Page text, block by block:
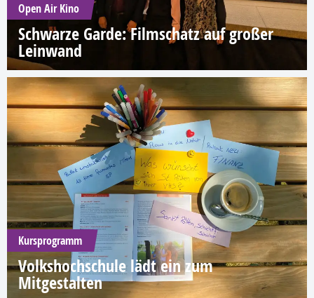
Open Air Kino
Schwarze Garde: Filmschatz auf großer
Leinwand
Kursprogramm
Volkshochschule lädt ein zum
Mitgestalten